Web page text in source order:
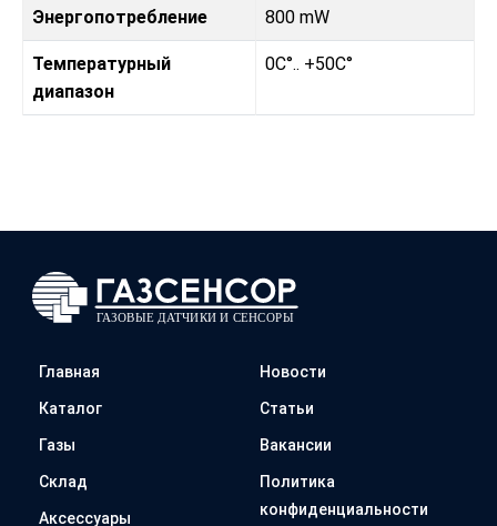
Энергопотребление 800 mW
Температурный
диапазон
0C°.. +50C°
Главная
Каталог
Газы
Склад
Аксессуары
Новости
Статьи
Вакансии
Политика
конфиденциальности